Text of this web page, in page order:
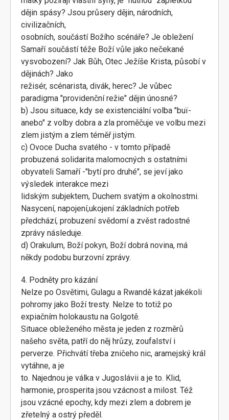
dějin spásy? Jsou průsery dějin, národních,
civilizačních,
osobních, součástí Božího scénáře? Je obležení
Samaří součástí téže Boží vůle jako nečekané
vysvobození? Jak Bůh, Otec Ježíše Krista, působí v
dějinách? Jako
režisér, scénarista, divák, herec? Je vůbec
paradigma "providenční režie" dějin únosné?
b) Jsou situace, kdy se existenciální volba "buï-
anebo" z volby dobra a zla proměčuje ve volbu mezi
zlem jistým a zlem téměř jistým.
c) Ovoce Ducha svatého - v tomto případě
probuzená solidarita malomocných s ostatními
obyvateli Samaří -"bytí pro druhé", se jeví jako
výsledek interakce mezi
lidským subjektem, Duchem svatým a okolnostmi.
Nasycení, napojení,ukojení základních potřeb
předchází, probuzení svědomí a zvěst radostné
zprávy následuje.
d) Orakulum, Boží pokyn, Boží dobrá novina, má
někdy podobu burzovní zprávy.
4. Podněty pro kázání
Nelze po Osvětimi, Gulagu a Rwandě kázat jakékoli
pohromy jako Boží tresty. Nelze to totiž po
expiačním holokaustu na Golgotě.
Situace obleženého města je jeden z rozměrů
našeho světa, patří do něj hrůzy, zoufalství i
perverze. Přichvátí třeba zničeho nic, aramejský král
vytáhne, a je
to. Najednou je válka v Jugoslávii a je to. Klid,
harmonie, prosperita jsou vzácnost a milost. Též
jsou vzácné epochy, kdy mezi zlem a dobrem je
zřetelný a ostrý předěl.